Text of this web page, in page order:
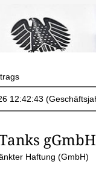
gGmbH
Haftung (GmbH)